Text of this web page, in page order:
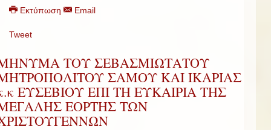
Εκτύπωση Email
Tweet
ΤΟΥ ΣΕΒΑΣΜΙΩΤΑΤΟΥ
ΣΑΜΟΥ ΚΑΙ ΙΚΑΡΙΑΣ
ΕΥΣΕΒΙΟΥ ΕΠΙ ΤΗ ΕΥΚΑΙΡΙΑ ΤΗΣ
ΕΟΡΤΗΣ ΤΩΝ